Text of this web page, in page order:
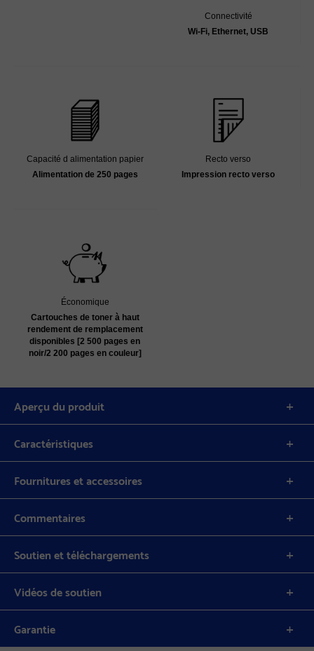
Connectivité
Wi-Fi, Ethernet, USB
Capacité d alimentation papier
Alimentation de 250 pages
Recto verso
Impression recto verso
Économique
Cartouches de toner à haut
rendement de remplacement
disponibles [2 500 pages en
noir/2 200 pages en couleur]
Aperçu du produit
Caractéristiques
Fournitures et accessoires
Commentaires
Soutien et téléchargements
Vidéos de soutien
Garantie